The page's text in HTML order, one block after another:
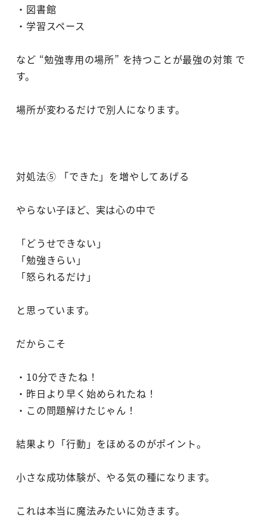
・図書館
・学習スペース
など “勉強専用の場所” を持つことが最強の対策 で
す。
場所が変わるだけで別人になります。
対処法⑤ 「できた」を増やしてあげる
やらない子ほど、実は心の中で
「どうせできない」
「勉強きらい」
「怒られるだけ」
と思っています。
だからこそ
・10分できたね！
・昨日より早く始められたね！
・この問題解けたじゃん！
結果より「行動」をほめるのがポイント。
小さな成功体験が、やる気の種になります。
これは本当に魔法みたいに効きます。